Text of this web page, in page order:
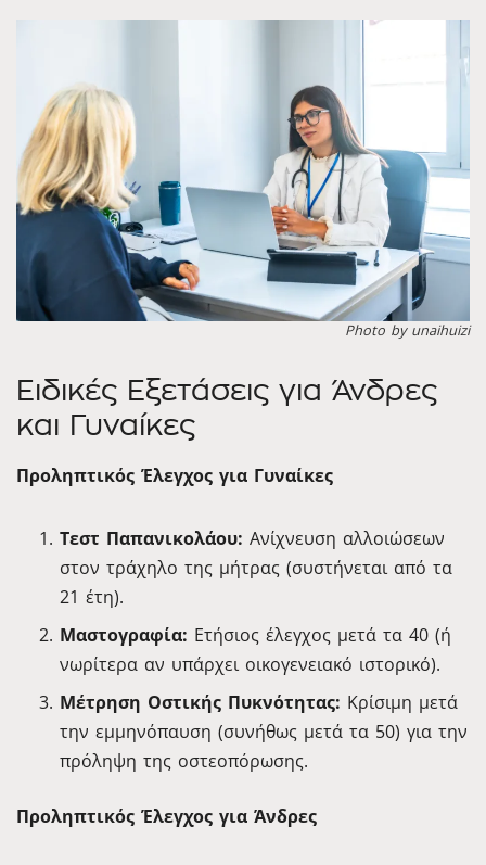
Photo by unaihuizi
Ειδικές Εξετάσεις για Άνδρες
και Γυναίκες
Προληπτικός Έλεγχος για Γυναίκες
Τεστ Παπανικολάου: Ανίχνευση αλλοιώσεων
στον τράχηλο της μήτρας (συστήνεται από τα
21 έτη).
Μαστογραφία: Ετήσιος έλεγχος μετά τα 40 (ή
νωρίτερα αν υπάρχει οικογενειακό ιστορικό).
Μέτρηση Οστικής Πυκνότητας: Κρίσιμη μετά
την εμμηνόπαυση (συνήθως μετά τα 50) για την
πρόληψη της οστεοπόρωσης.
Προληπτικός Έλεγχος για Άνδρες